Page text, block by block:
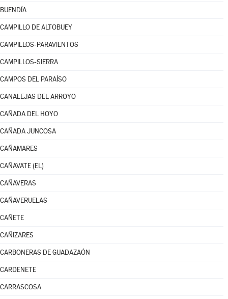
BUENDÍA
CAMPILLO DE ALTOBUEY
CAMPILLOS-PARAVIENTOS
CAMPILLOS-SIERRA
CAMPOS DEL PARAÍSO
CANALEJAS DEL ARROYO
CAÑADA DEL HOYO
CAÑADA JUNCOSA
CAÑAMARES
CAÑAVATE (EL)
CAÑAVERAS
CAÑAVERUELAS
CAÑETE
CAÑIZARES
CARBONERAS DE GUADAZAÓN
CARDENETE
CARRASCOSA